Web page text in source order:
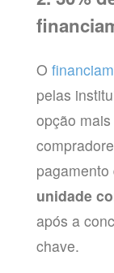
O
pelas
opção
pagamento
unidade
após a
chave.